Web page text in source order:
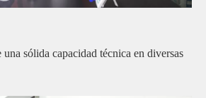
una sólida capacidad técnica en diversas